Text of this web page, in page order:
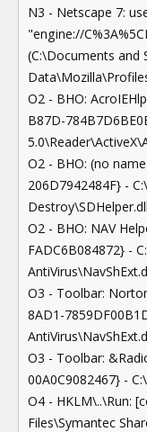
N3 - Netscape 7:
"engine://
(C:\Documents and
O2 - BHO:
B87D-
O2 - BHO: (no
206D7942484F} -
Destroy\SDHelper.dll
O2 - BHO: NAV
FADC6B084872} -
O3 - Toolbar:
8AD1-
O3 - Toolbar:
00A0C9082467} -
O4 - HKLM\..\Run:
Files\Symantec